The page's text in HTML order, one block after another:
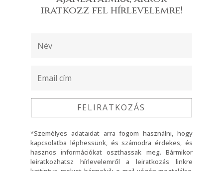
iratkozz fel hírlevelemre!
FELIRATKOZÁS
*Személyes adataidat arra fogom használni, hogy
kapcsolatba léphessünk, és számodra érdekes, és
hasznos információkat oszthassak meg. Bármikor
leiratkozhatsz hírlevelemről a leiratkozás linkre